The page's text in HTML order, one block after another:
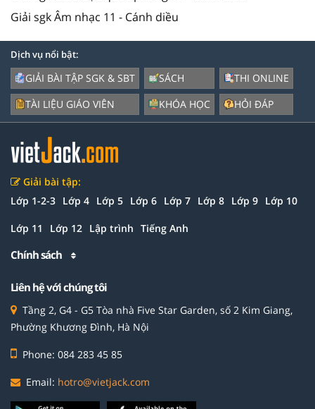
Giải sgk Âm nhạc 11 - Cánh diều
Dịch vụ nổi bật:
GIẢI BÀI TẬP SGK & SBT
TÀI LIỆU GIÁO VIÊN
SÁCH
KHÓA HỌC
THI ONLINE
HỎI ĐÁP
Giải bài tập:
Lớp 1-2-3 Lớp 4 Lớp 5 Lớp 6 Lớp 7 Lớp 8 Lớp 9 Lớp 10
Lớp 11 Lớp 12 Lập trình Tiếng Anh
Chính sách
Liên hệ với chúng tôi
Tầng 2, G4 - G5 Tòa nhà Five Star Garden, số 2 Kim Giang,
Phường Khương Đình, Hà Nội
Phone: 084 283 45 85
Email: hotro@vietjack.com